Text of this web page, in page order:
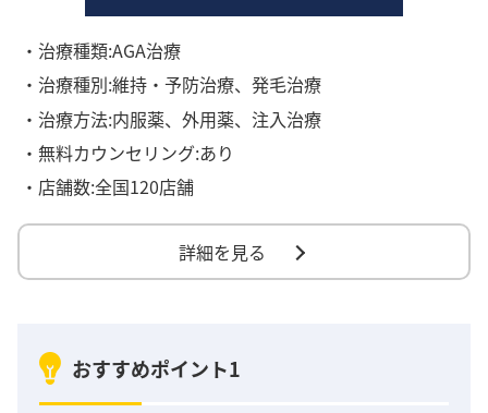
・治療種類:AGA治療
・治療種別:維持・予防治療、発毛治療
・治療方法:内服薬、外用薬、注入治療
・無料カウンセリング:あり
・店舗数:全国120店舗
詳細を見る
おすすめポイント1